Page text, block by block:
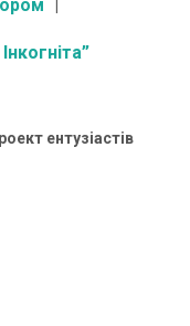
ентузіастів